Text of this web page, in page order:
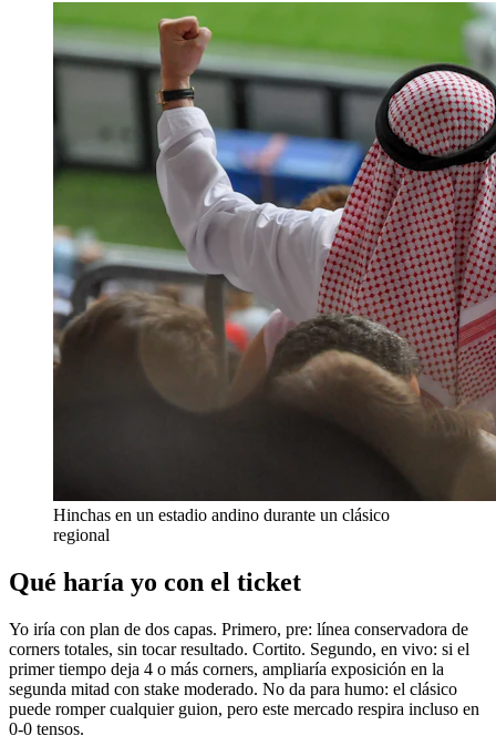
Hinchas en un estadio andino durante un clásico
regional
Qué haría yo con el ticket
Yo iría con plan de dos capas. Primero, pre: línea conservadora de
corners totales, sin tocar resultado. Cortito. Segundo, en vivo: si el
primer tiempo deja 4 o más corners, ampliaría exposición en la
segunda mitad con stake moderado. No da para humo: el clásico
puede romper cualquier guion, pero este mercado respira incluso en
0-0 tensos.